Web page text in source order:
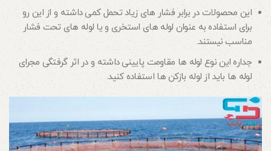
این محصولات در برابر فشار های زیاد تحمل کمی داشته و از این رو
برای استفاده به عنوان لوله های استخری و یا لوله های تحت فشار
مناسب نیستند.
جداره این نوع لوله ها مقاومت پایینی داشته و در اثر گرفتگی مجرای
لوله ها باید از لوله بازکن ها استفاده کنید.